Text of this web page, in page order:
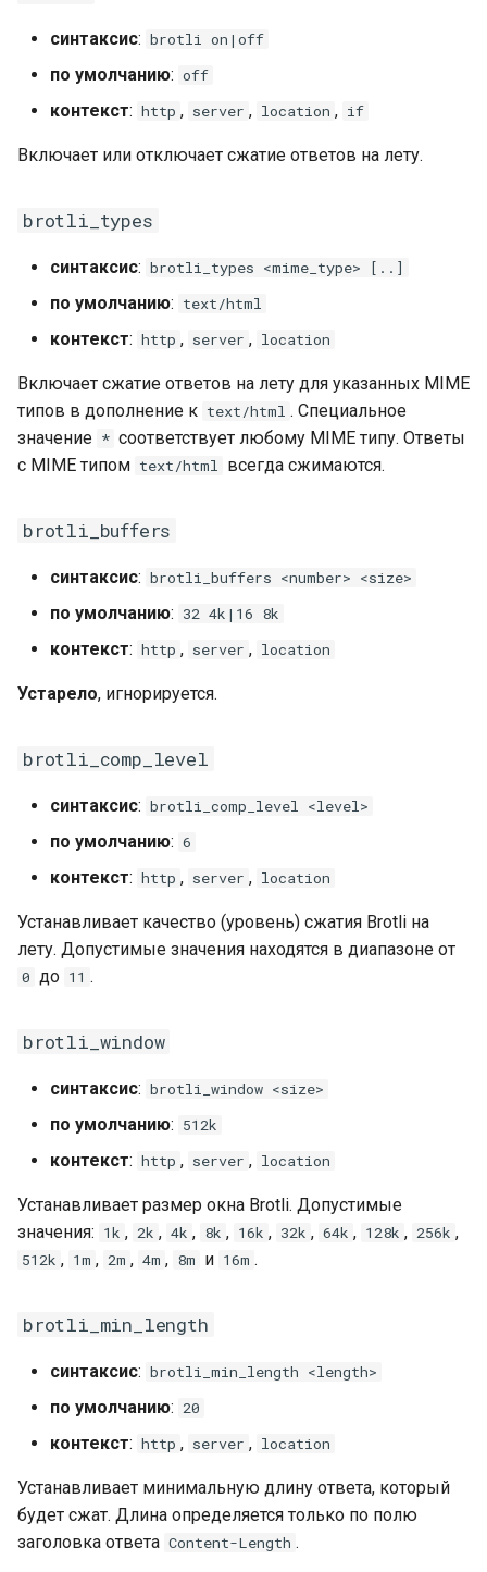
jit-uuid
jsonrpc-batch
jump-consistent-hash
jwt-verification
jwt
kafka
libr3
limit-traffic
lmdb
locations
lock
lrucache
macaroons
memcached
multiplexer
newrelic
nsq
синтаксис: brotli on|off
по умолчанию: off
контекст: http , server , location , if
Включает или отключает сжатие ответов на лету.
brotli_types
синтаксис: brotli_types <mime_type> [..]
по умолчанию: text/html
контекст: http , server , location
Включает сжатие ответов на лету для указанных MIME
типов в дополнение к text/html . Специальное
значение * соответствует любому MIME типу. Ответы
с MIME типом text/html всегда сжимаются.
brotli_buffers
синтаксис: brotli_buffers <number> <size>
по умолчанию: 32 4k|16 8k
контекст: http , server , location
Устарело, игнорируется.
brotli_comp_level
синтаксис: brotli_comp_level <level>
по умолчанию: 6
контекст: http , server , location
Устанавливает качество (уровень) сжатия Brotli на
лету. Допустимые значения находятся в диапазоне от
0 до 11 .
brotli_window
синтаксис: brotli_window <size>
по умолчанию: 512k
контекст: http , server , location
Устанавливает размер окна Brotli. Допустимые
значения: 1k , 2k , 4k , 8k , 16k , 32k , 64k , 128k , 256k ,
512k , 1m , 2m , 4m , 8m и 16m .
brotli_min_length
синтаксис: brotli_min_length <length>
по умолчанию: 20
контекст: http , server , location
Устанавливает минимальную длину ответа, который
будет сжат. Длина определяется только по полю
заголовка ответа Content-Length .